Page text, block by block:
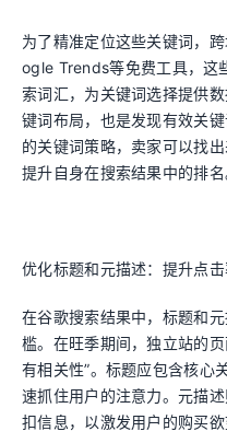
为了精准定位这些关键词，
ogle Trends等免费工具，这
索词汇，为关键词选择提供
键词布局，也是发现有效关
的关键词策略，卖家可以找
提升自身在搜索结果中的排名
优化标题和元描述：提升点
在谷歌搜索结果中，标题和
槛。在旺季期间，独立站的页
有相关性”。标题应包含核心
速抓住用户的注意力。元描
扣信息，以激发用户的购买